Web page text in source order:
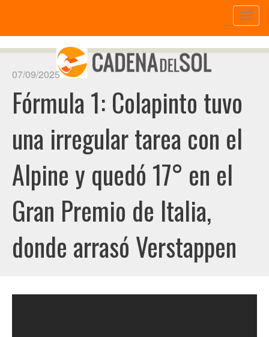
07/09/2025
Fórmula 1: Colapinto tuvo
una irregular tarea con el
Alpine y quedó 17° en el
Gran Premio de Italia,
donde arrasó Verstappen